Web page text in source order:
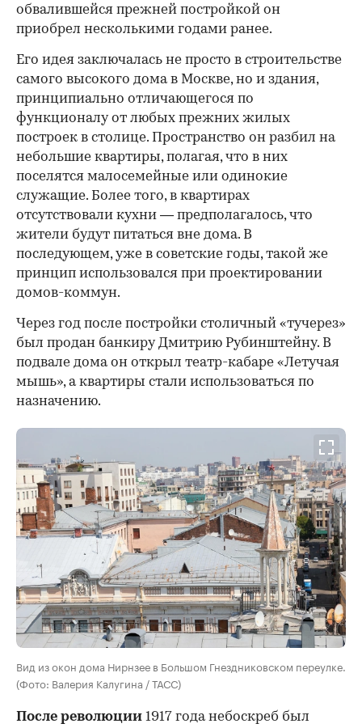
обвалившейся прежней постройкой он
приобрел несколькими годами ранее.
Его идея заключалась не просто в строительстве
самого высокого дома в Москве, но и здания,
принципиально отличающегося по
функционалу от любых прежних жилых
построек в столице. Пространство он разбил на
небольшие квартиры, полагая, что в них
поселятся малосемейные или одинокие
служащие. Более того, в квартирах
отсутствовали кухни — предполагалось, что
жители будут питаться вне дома. В
последующем, уже в советские годы, такой же
принцип использовался при проектировании
домов-коммун.
Через год после постройки столичный «тучерез»
был продан банкиру Дмитрию Рубинштейну. В
подвале дома он открыл театр-кабаре «Летучая
мышь», а квартиры стали использоваться по
назначению.
Вид из окон дома Нирнзее в Большом Гнездниковском переулке.
(Фото: Валерия Калугина / ТАСС)
После революции 1917 года небоскреб был